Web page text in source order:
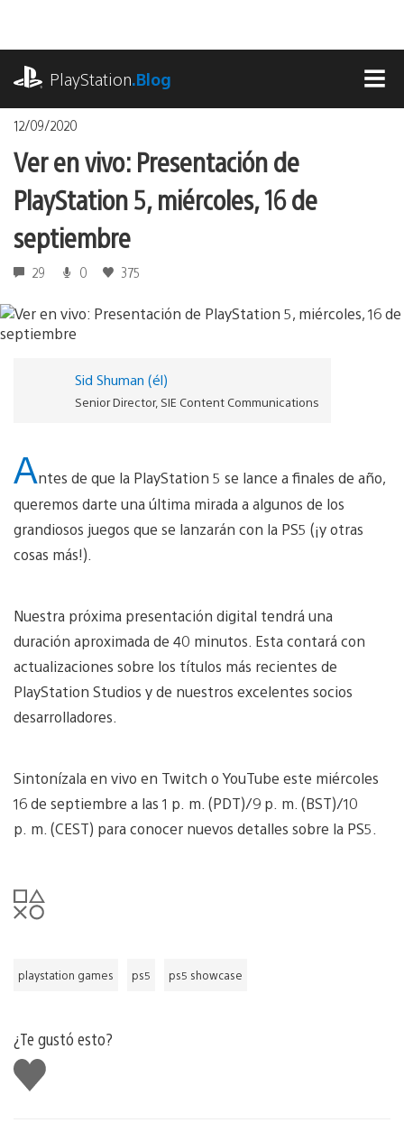
contenido
PlayStation.Blog
12/09/2020
Ver en vivo: Presentación de
PlayStation 5, miércoles, 16 de
septiembre
29 0 375
Sid Shuman (él)
Senior Director, SIE Content Communications
Antes de que la PlayStation 5 se lance a finales de año,
queremos darte una última mirada a algunos de los
grandiosos juegos que se lanzarán con la PS5 (¡y otras
cosas más!).
Nuestra próxima presentación digital tendrá una
duración aproximada de 40 minutos. Esta contará con
actualizaciones sobre los títulos más recientes de
PlayStation Studios y de nuestros excelentes socios
desarrolladores.
Sintonízala en vivo en Twitch o YouTube este miércoles
16 de septiembre a las 1 p. m. (PDT)/9 p. m. (BST)/10
p. m. (CEST) para conocer nuevos detalles sobre la PS5.
playstation games ps5 ps5 showcase
¿Te gustó esto?
Me
gusta